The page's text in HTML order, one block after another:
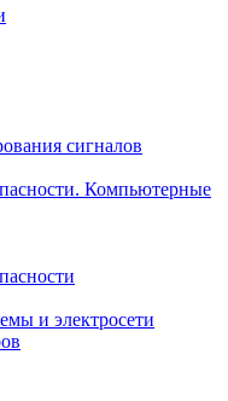
сигналов
Компьютерные
и электросети